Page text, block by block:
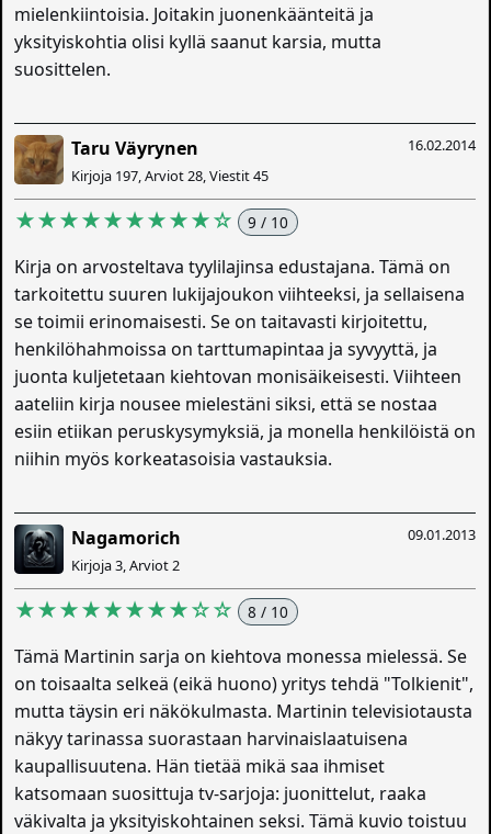
mielenkiintoisia. Joitakin juonenkäänteitä ja
yksityiskohtia olisi kyllä saanut karsia, mutta
suosittelen.
16.02.2014
Taru Väyrynen
Kirjoja 197, Arviot 28, Viestit 45
★★★★★★★★★☆ 9 / 10
Kirja on arvosteltava tyylilajinsa edustajana. Tämä on
tarkoitettu suuren lukijajoukon viihteeksi, ja sellaisena
se toimii erinomaisesti. Se on taitavasti kirjoitettu,
henkilöhahmoissa on tarttumapintaa ja syvyyttä, ja
juonta kuljetetaan kiehtovan monisäikeisesti. Viihteen
aateliin kirja nousee mielestäni siksi, että se nostaa
esiin etiikan peruskysymyksiä, ja monella henkilöistä on
niihin myös korkeatasoisia vastauksia.
09.01.2013
Nagamorich
Kirjoja 3, Arviot 2
★★★★★★★★☆☆ 8 / 10
Tämä Martinin sarja on kiehtova monessa mielessä. Se
on toisaalta selkeä (eikä huono) yritys tehdä "Tolkienit",
mutta täysin eri näkökulmasta. Martinin televisiotausta
näkyy tarinassa suorastaan harvinaislaatuisena
kaupallisuutena. Hän tietää mikä saa ihmiset
katsomaan suosittuja tv-sarjoja: juonittelut, raaka
väkivalta ja yksityiskohtainen seksi. Tämä kuvio toistuu